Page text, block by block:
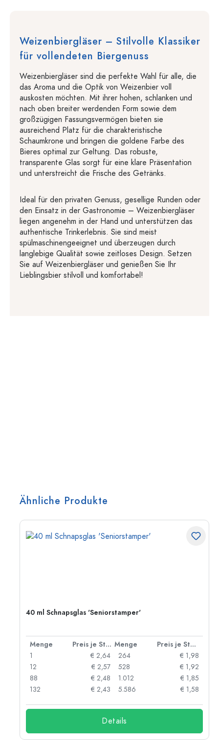
Weizenbiergläser – Stilvolle Klassiker
für vollendeten Biergenuss
Weizenbiergläser sind die perfekte Wahl für alle, die
das Aroma und die Optik von Weizenbier voll
auskosten möchten. Mit ihrer hohen, schlanken und
nach oben breiter werdenden Form sowie dem
großzügigen Fassungsvermögen bieten sie
ausreichend Platz für die charakteristische
Schaumkrone und bringen die goldene Farbe des
Bieres optimal zur Geltung. Das robuste,
transparente Glas sorgt für eine klare Präsentation
und unterstreicht die Frische des Getränks.
Ideal für den privaten Genuss, gesellige Runden oder
den Einsatz in der Gastronomie – Weizenbiergläser
liegen angenehm in der Hand und unterstützen das
authentische Trinkerlebnis. Sie sind meist
spülmaschinengeeignet und überzeugen durch
langlebige Qualität sowie zeitloses Design. Setzen
Sie auf Weizenbiergläser und genießen Sie Ihr
Lieblingsbier stilvoll und komfortabel!
Ähnliche Produkte
40 ml Schnapsglas 'Seniorstamper'
Menge Preis je Stück Menge
Preis je Stück
1
€ 2,64
12
€ 2,57
88
€ 2,48
132
€ 2,43
264
€ 1,98
528
€ 1,92
1.012
€ 1,85
5.586
€ 1,58
Details